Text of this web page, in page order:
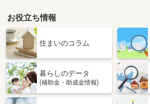
お役立ち情報
住まいのコラム
暮らしのデータ
(補助金・助成金情報)